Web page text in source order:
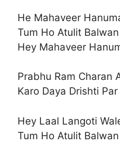
He Mahaveer
Tum Ho Atulit
Hey Mahaveer
Prabhu Ram Charan
Karo Daya Drishti
Hey Laal Langoti
Tum Ho Atulit